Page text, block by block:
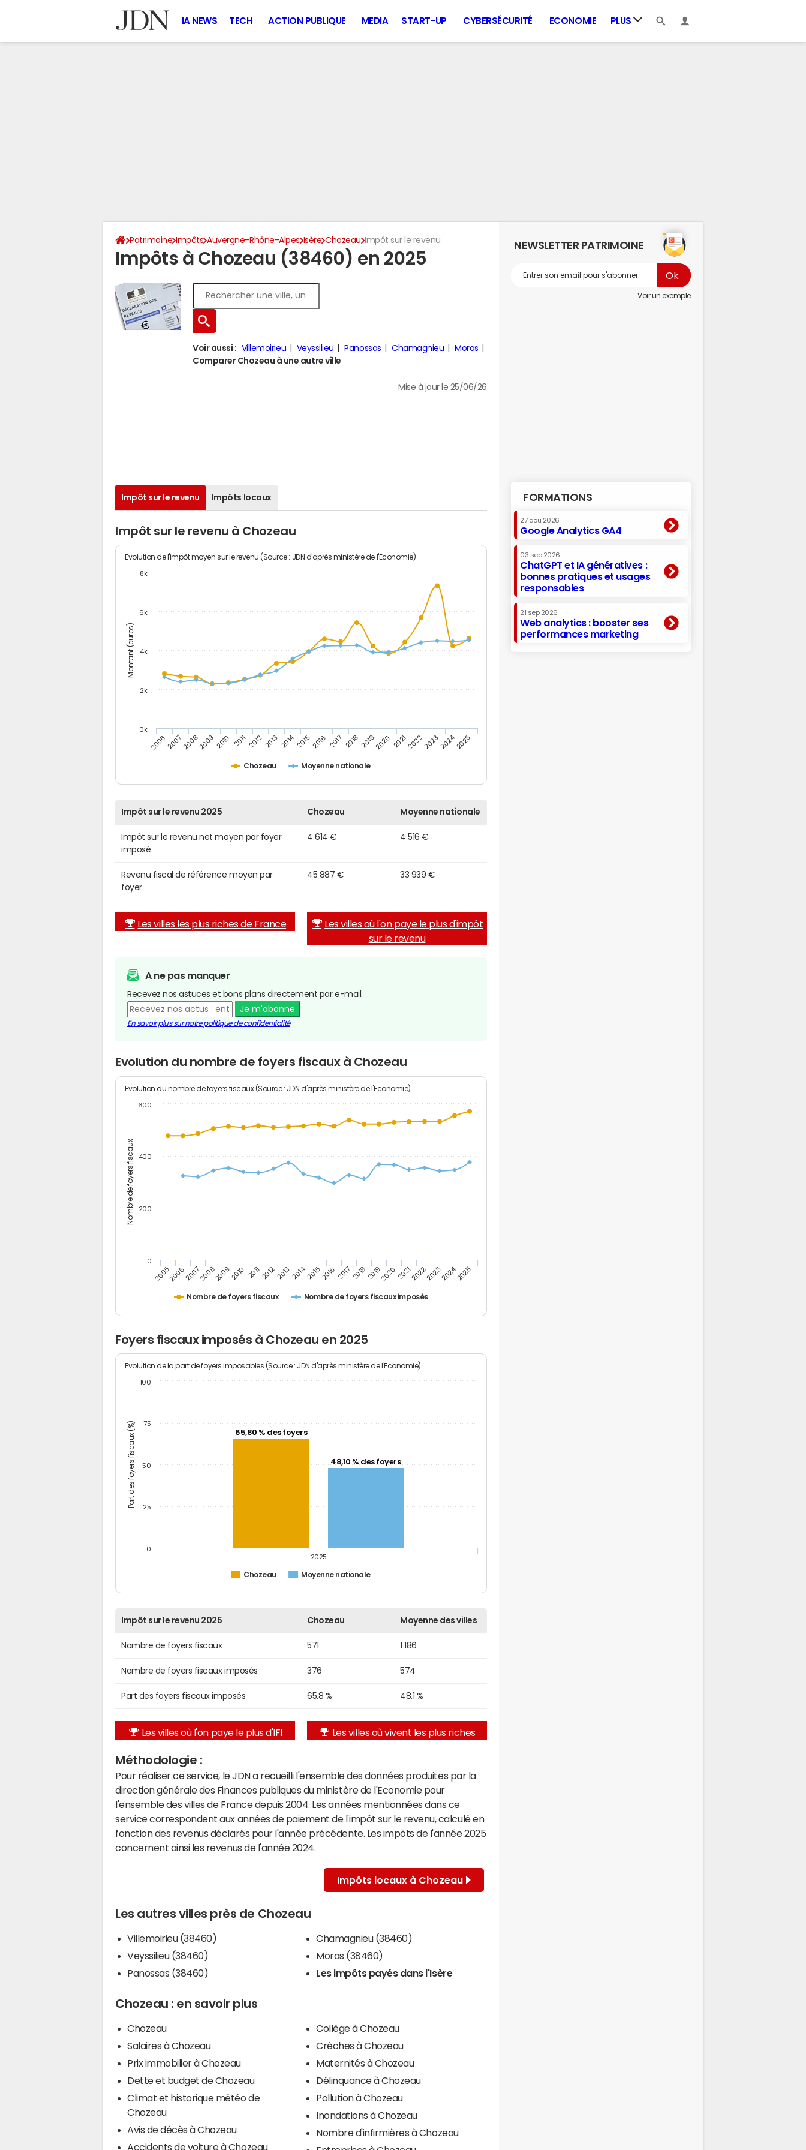
IA NEWS TECH ACTION PUBLIQUE MEDIA START-UP CYBERSÉCURITÉ ECONOMIE PLUS
Patrimoine Impôts Auvergne-Rhône-Alpes Isère Chozeau Impôt sur le revenu
Impôts à Chozeau (38460) en 2025
Voir aussi : Villemoirieu Veyssilieu Panossas Chamagnieu
Moras
Comparer Chozeau à une autre ville
Mise à jour le 25/06/26
Impôt sur le revenu Impôts locaux
Impôt sur le revenu à Chozeau
Montant (euros)
Evolution de l'impôt moyen sur le revenu (Source : JDN d'après ministère de l'Economie)
Chozeau Moyenne nationale
20062007200820092010 2011 20122013 201420152016 2017 201820192020 20212022202320242025
0k
2k
4k
6k
8k
Impôt sur le revenu 2025 Chozeau Moyenne nationale
Impôt sur le revenu net moyen par foyer
imposé
4 614 € 4 516 €
Revenu fiscal de référence moyen par
foyer
45 887 € 33 939 €
Les villes les plus riches de France
Les villes où l'on paye le plus d'impôt
sur le revenu
A ne pas manquer
Recevez nos astuces et bons plans directement par e-mail.
Je m'abonne
En savoir plus sur notre politique de confidentialité
Evolution du nombre de foyers fiscaux à Chozeau
Nombre de foyers fiscaux
Evolution du nombre de foyers fiscaux (Source : JDN d'après ministère de l'Economie)
Nombre de foyers fiscaux Nombre de foyers fiscaux imposés
200520062007200820092010 201120122013201420152016 2017 20182019202020212022202320242025
0
200
400
600
Foyers fiscaux imposés à Chozeau en 2025
Part des foyers fiscaux (%)
Evolution de la part de foyers imposables (Source : JDN d'après ministère de l'Economie)
65,80 % des foyers
48,10 % des foyers
Chozeau Moyenne nationale
2025
0
25
50
75
100
Impôt sur le revenu 2025 Chozeau Moyenne des villes
Nombre de foyers fiscaux 571 1 186
Nombre de foyers fiscaux imposés 376 574
Part des foyers fiscaux imposés 65,8 % 48,1 %
Les villes où l'on paye le plus d'IFI Les villes où vivent les plus riches
Méthodologie :
Pour réaliser ce service, le JDN a recueilli l'ensemble des données produites par la
direction générale des Finances publiques du ministère de l'Economie pour
l'ensemble des villes de France depuis 2004. Les années mentionnées dans ce
service correspondent aux années de paiement de l'impôt sur le revenu, calculé en
fonction des revenus déclarés pour l'année précédente. Les impôts de l'année 2025
concernent ainsi les revenus de l'année 2024.
Impôts locaux à Chozeau
Les autres villes près de Chozeau
Villemoirieu (38460)
Veyssilieu (38460)
Panossas (38460)
Chamagnieu (38460)
Moras (38460)
Les impôts payés dans l'Isère
Chozeau : en savoir plus
Chozeau
Salaires à Chozeau
Prix immobilier à Chozeau
Dette et budget de Chozeau
Climat et historique météo de
Chozeau
Avis de décès à Chozeau
Accidents de voiture à Chozeau
Collège à Chozeau
Crèches à Chozeau
Maternités à Chozeau
Délinquance à Chozeau
Pollution à Chozeau
Inondations à Chozeau
Nombre d'infirmières à Chozeau
NEWSLETTER PATRIMOINE
Voir un exemple
FORMATIONS
27 aoû 2026
Google Analytics GA4
03 sep 2026
ChatGPT et IA génératives :
bonnes pratiques et usages
responsables
21 sep 2026
Web analytics : booster ses
performances marketing